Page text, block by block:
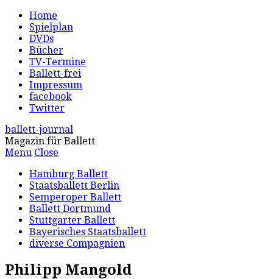
Home
Spielplan
DVDs
Bücher
TV-Termine
Ballett-frei
Impressum
facebook
Twitter
ballett-journal
Magazin für Ballett
Menu Close
Hamburg Ballett
Staatsballett Berlin
Semperoper Ballett
Ballett Dortmund
Stuttgarter Ballett
Bayerisches Staatsballett
diverse Compagnien
Philipp Mangold